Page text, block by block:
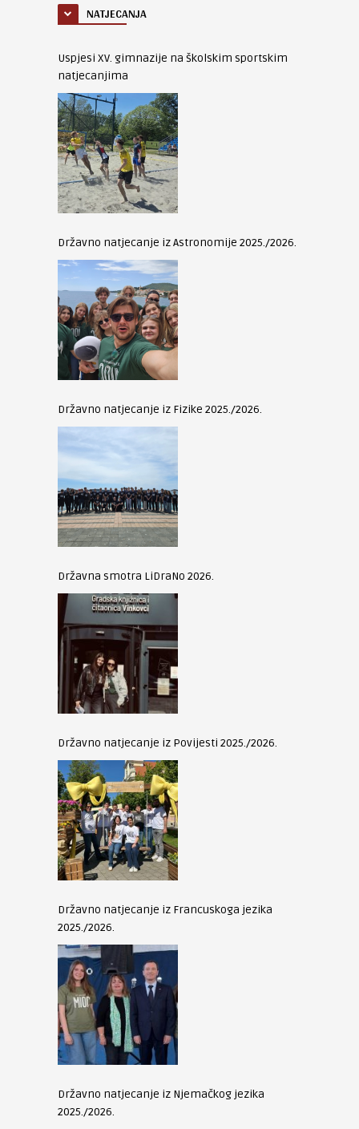
NATJECANJA
Uspjesi XV. gimnazije na školskim sportskim
natjecanjima
Državno natjecanje iz Astronomije 2025./2026.
Državno natjecanje iz Fizike 2025./2026.
Državna smotra LiDraNo 2026.
Državno natjecanje iz Povijesti 2025./2026.
Državno natjecanje iz Francuskoga jezika
2025./2026.
Državno natjecanje iz Njemačkog jezika
2025./2026.